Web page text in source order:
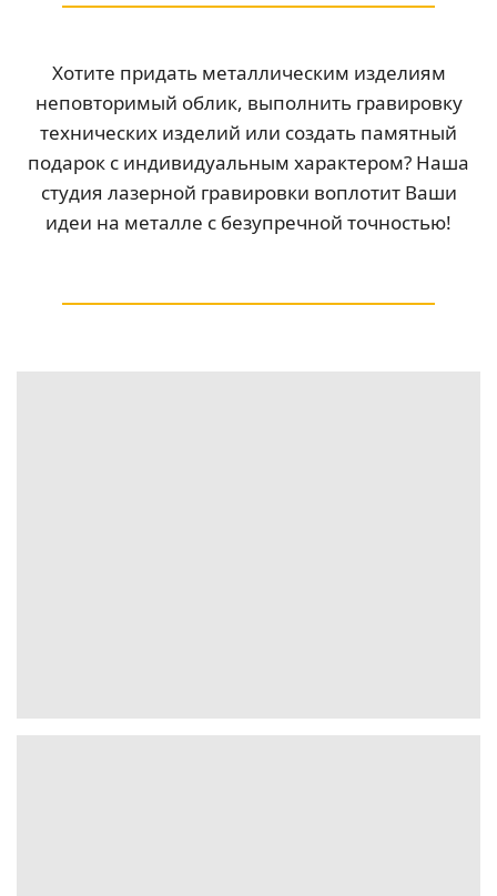
Хотите придать металлическим изделиям
неповторимый облик, выполнить гравировку
технических изделий или создать памятный
подарок с индивидуальным характером? Наша
студия лазерной гравировки воплотит Ваши
идеи на металле с безупречной точностью!